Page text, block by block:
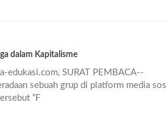
dalam Kapitalisme
edukasi.com, SURAT PEMBACA--
sebuah grup di platform media
“F